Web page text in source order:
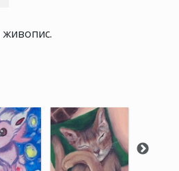
живопис.